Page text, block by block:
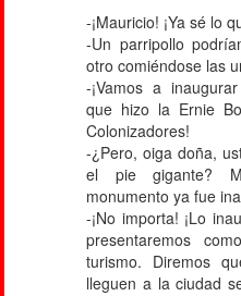
-¡Mauricio! ¡Ya sé lo
-Un parripollo
otro comiéndose las
-¡Vamos a
que hizo la Ernie
Colonizadores!
-¿Pero, oiga doña,
el pie gigante?
monumento ya fue
-¡No importa! ¡Lo
presentaremos
turismo. Diremos
lleguen a la ciudad